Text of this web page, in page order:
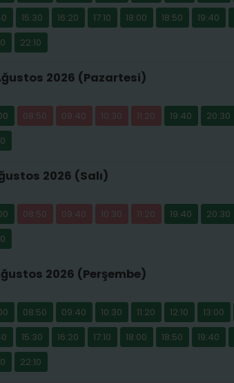
15:30 16:20 17:10 18:00 18:50 19:40
22:10
2026 (Pazartesi)
08:50 09:40 10:30 11:20 19:40 20:30
2026 (Salı)
08:50 09:40 10:30 11:20 19:40 20:30
2026 (Perşembe)
08:50 09:40 10:30 11:20 12:10 13:00
15:30 16:20 17:10 18:00 18:50 19:40
22:10